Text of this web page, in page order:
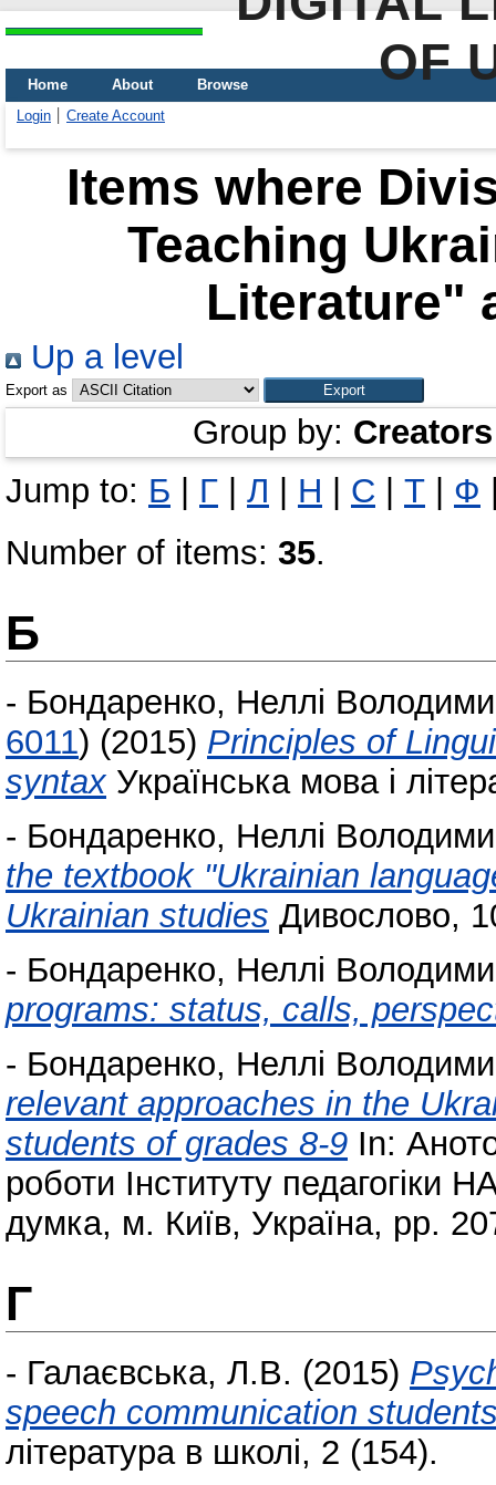
OF
Home About
Browse
Login
Create Account
Items where
Teaching
Literature"
Up a level
Export as
Group by: Creators
Jump to: Б Г Л Н С Т Ф
Number of items: 35.
Б
- Бондаренко, Неллі
6011) (2015) Principles of
syntaxУкраїнська мова і
- Бондаренко, Неллі
the textbook "Ukrainian
Ukrainian studies Дивослово,
- Бондаренко, Неллі
programs: status, calls,
- Бондаренко, Неллі
relevant approaches in the
students of grades 8-9 In:
роботи Інституту педагогіки
думка, м. Київ, Україна, pp.
Г
- Галаєвська, Л.В. (2015)
speech communication
література в школі, 2 (154).